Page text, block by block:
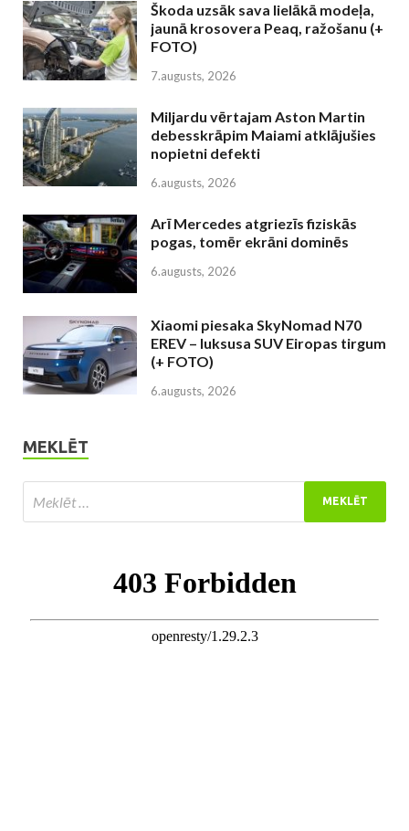
Škoda uzsāk sava lielākā modeļa,
jaunā krosovera Peaq, ražošanu (+
FOTO)
7.augusts, 2026
Miljardu vērtajam Aston Martin
debesskrāpim Maiami atklājušies
nopietni defekti
6.augusts, 2026
Arī Mercedes atgriezīs fiziskās
pogas, tomēr ekrāni dominēs
6.augusts, 2026
Xiaomi piesaka SkyNomad N70
EREV – luksusa SUV Eiropas tirgum
(+ FOTO)
6.augusts, 2026
MEKLĒT